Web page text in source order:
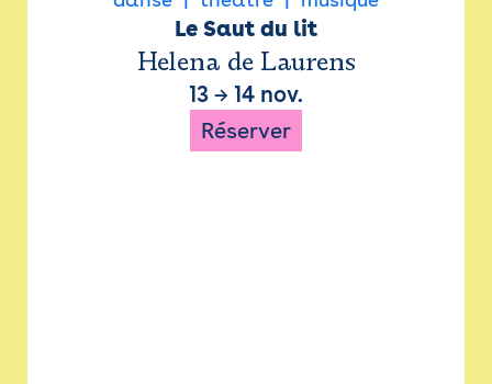
Le Saut du lit
Helena de Laurens
13 → 14 nov.
Réserver